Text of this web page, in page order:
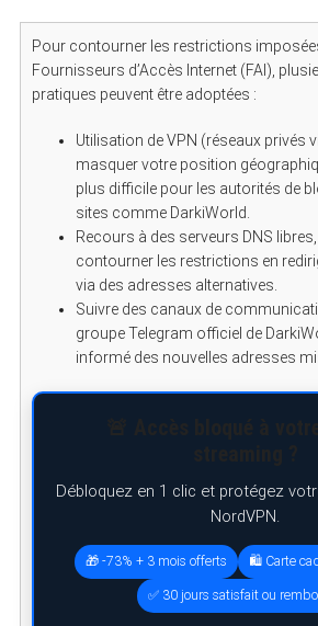
Pour contourner les restrictions
Fournisseurs d’Accès Internet (FAI),
pratiques peuvent être adoptées :
Utilisation de VPN (réseaux privés
masquer votre position
plus difficile pour les autorités de
sites comme DarkiWorld.
Recours à des serveurs DNS
contourner les restrictions en
via des adresses alternatives.
Suivre des canaux de
groupe Telegram officiel de
informé des nouvelles adresses
Débloquez en 1 clic et protégez
NordVPN.
🎁 -73% + 3 mois offerts 🛍️ Carte
✅ 30 jours satisfait ou